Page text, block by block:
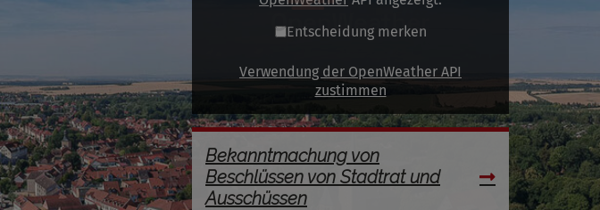
Entscheidung merken
Verwendung der OpenWeather API
zustimmen
Bekanntmachung von
Beschlüssen von Stadtrat und
Ausschüssen